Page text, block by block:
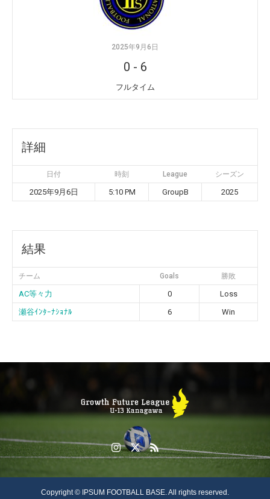
2025年9月6日
0 - 6
フルタイム
詳細
日付 時刻 League シーズン
2025年9月6日 5:10 PM GroupB 2025
結果
チーム Goals 勝敗
AC等々力 0
Loss
瀬谷ｲﾝﾀｰﾅｼｮﾅﾙ
6 Win
Copyright © IPSUM FOOTBALL BASE. All rights reserved.